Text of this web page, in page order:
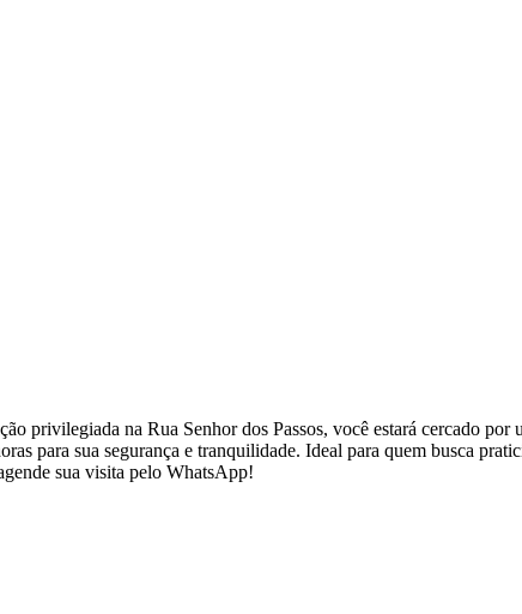
privilegiada na Rua Senhor dos Passos, você estará cercado por
para sua segurança e tranquilidade. Ideal para quem busca
sua visita pelo WhatsApp!